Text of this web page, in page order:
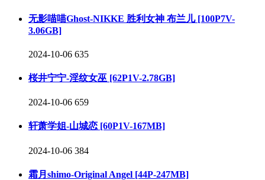
无影喵喵Ghost-NIKKE 胜利女神 布兰儿 [100P7V-
3.06GB]
2024-10-06 635
桜井宁宁-淫纹女巫 [62P1V-2.78GB]
2024-10-06 659
轩萧学姐-山城恋 [60P1V-167MB]
2024-10-06 384
霜月shimo-Original Angel [44P-247MB]